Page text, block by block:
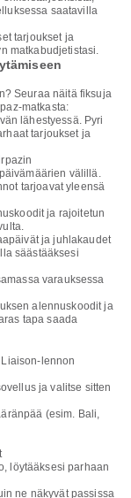
saatavilla
tarjoukset ja
matkabudjetistasi.
Seuraa näitä fiksuja
matkasta:
lähestyessä. Pyri
tarjoukset ja
välillä.
tarjoavat yleensä
ja rajoitetun
ja juhlakaudet
säästääksesi
varauksessa
alennuskoodit ja
tapa saada
lennon
ja valitse sitten
(esim. Bali,
löytääksesi parhaan
ne näkyvät passissa